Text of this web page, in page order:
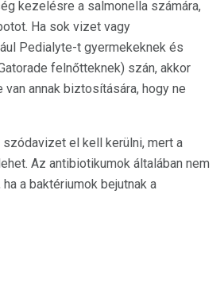
kezelésre a salmonella számára,
Ha sok vizet vagy
Pedialyte-t gyermekeknek és
felnőtteknek) szán, akkor
annak biztosítására, hogy ne
el kell kerülni, mert a
Az antibiotikumok általában nem
a baktériumok bejutnak a